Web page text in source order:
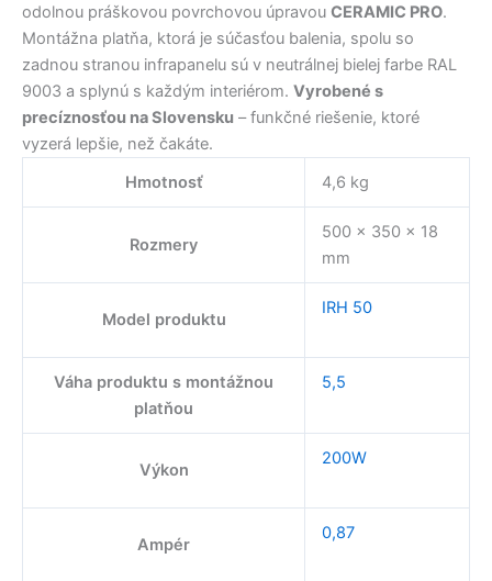
odolnou práškovou povrchovou úpravou CERAMIC PRO.
Montážna platňa, ktorá je súčasťou balenia, spolu so
zadnou stranou infrapanelu sú v neutrálnej bielej farbe RAL
9003 a splynú s každým interiérom. Vyrobené s
precíznosťou na Slovensku – funkčné riešenie, ktoré
vyzerá lepšie, než čakáte.
Hmotnosť
4,6 kg
Rozmery
500 × 350 × 18
mm
Model produktu
IRH 50
Váha produktu s montážnou
platňou
5,5
Výkon
200W
Ampér
0,87